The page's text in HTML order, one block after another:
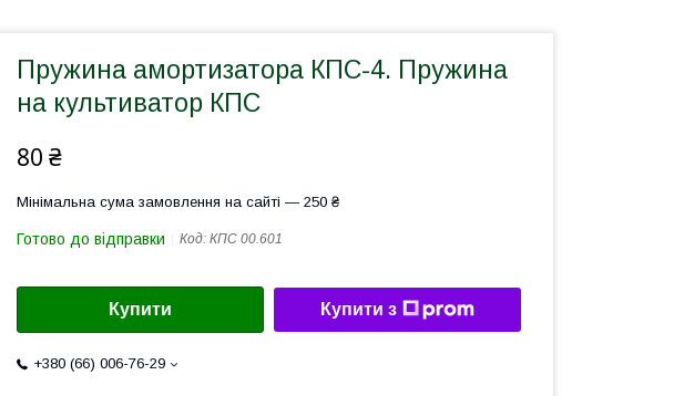
Пружина амортизатора КПС-4. Пружина
на культиватор КПС
80 ₴
Мінімальна сума замовлення на сайті — 250 ₴
Готово до відправки Код: КПС 00.601
Купити Купити з
+380 (66) 006-76-29